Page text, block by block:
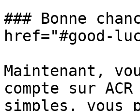
### Bonne
href="#good-
Maintenant,
compte sur
simples, vous